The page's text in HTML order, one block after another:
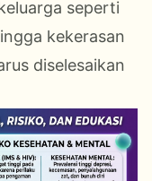
seperti
kekerasan
diselesaikan